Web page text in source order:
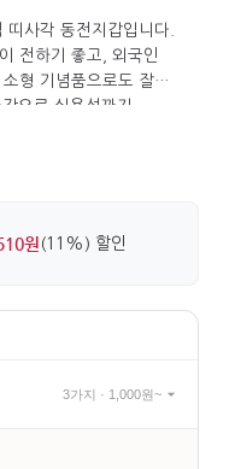
사각 동전지갑입니다.
전하기 좋고, 외국인
형 기념품으로도 잘
으로 실용성까지
원 (11%) 할인
3가지 · 1,000원~